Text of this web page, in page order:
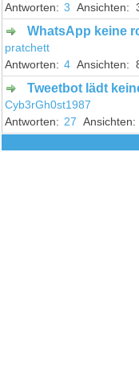
3
WhatsApp keine
pratchett
4
Tweetbot lädt
Cyb3rGh0st1987
27